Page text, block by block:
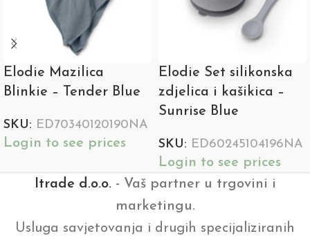
Elodie Mazilica
Blinkie – Tender Blue
SKU: ED70340120190NA
Login to see prices
Elodie Set silikonska
zdjelica i kašikica –
Sunrise Blue
SKU: ED60245104196NA
Login to see prices
Itrade d.o.o.- Vaš partner u trgovini i
marketingu.
Usluga savjetovanja i drugih specijaliziranih